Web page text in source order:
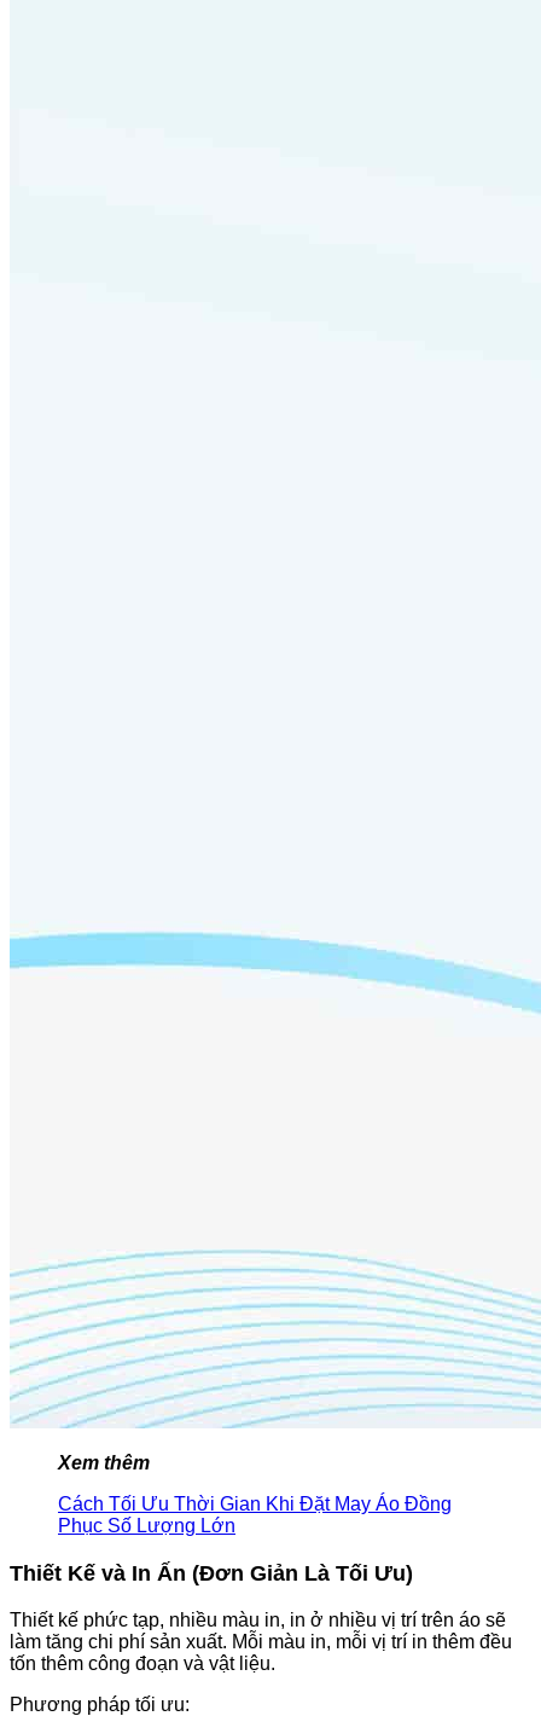
Xem thêm
Cách Tối Ưu Thời Gian Khi Đặt May Áo Đồng
Phục Số Lượng Lớn
Thiết Kế và In Ấn (Đơn Giản Là Tối Ưu)
Thiết kế phức tạp, nhiều màu in, in ở nhiều vị trí trên áo sẽ
làm tăng chi phí sản xuất. Mỗi màu in, mỗi vị trí in thêm đều
tốn thêm công đoạn và vật liệu.
Phương pháp tối ưu: